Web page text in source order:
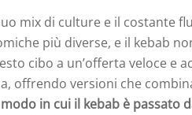
mix di culture e il costante
più diverse, e il kebab
cibo a un’offerta veloce e
offrendo versioni che
in cui il kebab è passato